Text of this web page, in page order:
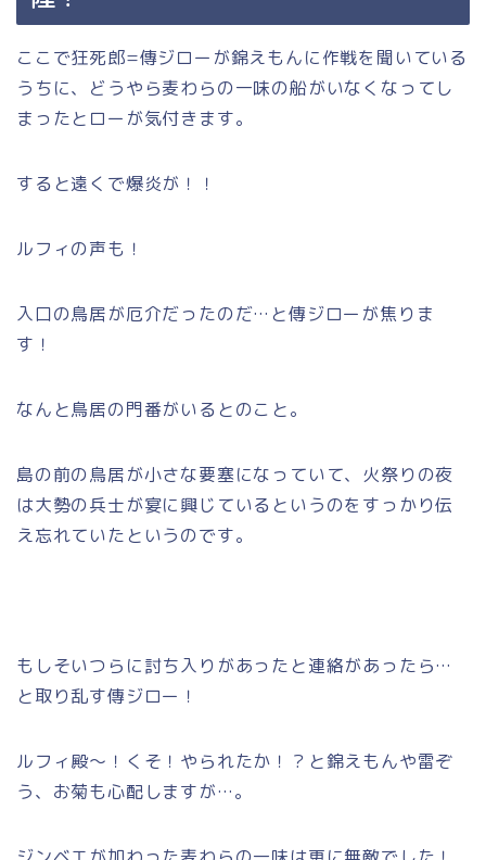
ここで狂死郎=傳ジローが錦えもんに作戦を聞いている
うちに、どうやら麦わらの一味の船がいなくなってし
まったとローが気付きます。
すると遠くで爆炎が！！
ルフィの声も！
入口の鳥居が厄介だったのだ…と傳ジローが焦りま
す！
なんと鳥居の門番がいるとのこと。
島の前の鳥居が小さな要塞になっていて、火祭りの夜
は大勢の兵士が宴に興じているというのをすっかり伝
え忘れていたというのです。
もしそいつらに討ち入りがあったと連絡があったら…
と取り乱す傳ジロー！
ルフィ殿～！くそ！やられたか！？と錦えもんや雷ぞ
う、お菊も心配しますが…。